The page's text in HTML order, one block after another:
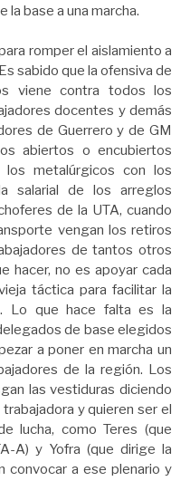
base a una marcha.
romper el aislamiento a
sabido que la ofensiva de
viene contra todos los
docentes y demás
de Guerrero y de GM
abiertos o encubiertos
metalúrgicos con los
salarial de los arreglos
de la UTA, cuando
vengan los retiros
de tantos otros
hacer, no es apoyar cada
táctica para facilitar la
Lo que hace falta es la
de base elegidos
a poner en marcha un
de la región. Los
las vestiduras diciendo
y quieren ser el
lucha, como Teres (que
A) y Yofra (que dirige la
convocar a ese plenario y